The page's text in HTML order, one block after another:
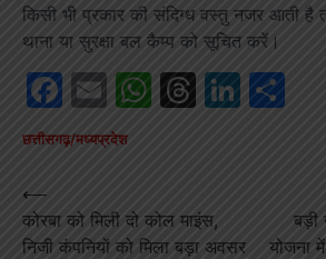
किसी भी प्रकार की संदिग्ध वस्तु नजर आती है
थाना या सुरक्षा बल कैम्प को सूचित करें।
Facebook
EmailWhatsApp
Threads
छत्तीसगढ़/मध्यप्रदेश
Post
navigation
⟵
कोरबा को मिली दो कोल माइंस,
निजी कंपनियों को मिला बड़ा अवसर
बड़ी
योजना